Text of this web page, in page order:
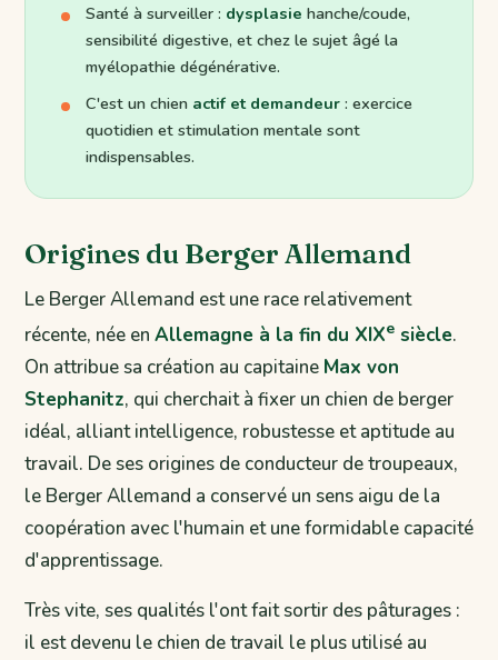
Santé à surveiller : dysplasie hanche/coude,
sensibilité digestive, et chez le sujet âgé la
myélopathie dégénérative.
C'est un chien actif et demandeur : exercice
quotidien et stimulation mentale sont
indispensables.
Origines du Berger Allemand
Le Berger Allemand est une race relativement
récente, née en Allemagne à la fin du XIXe siècle.
On attribue sa création au capitaine Max von
Stephanitz, qui cherchait à fixer un chien de berger
idéal, alliant intelligence, robustesse et aptitude au
travail. De ses origines de conducteur de troupeaux,
le Berger Allemand a conservé un sens aigu de la
coopération avec l'humain et une formidable capacité
d'apprentissage.
Très vite, ses qualités l'ont fait sortir des pâturages :
il est devenu le chien de travail le plus utilisé au